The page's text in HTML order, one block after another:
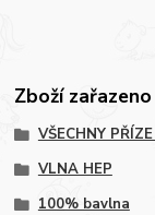
Zboží
VŠECHNY
VLNA HEP
100% bavlna